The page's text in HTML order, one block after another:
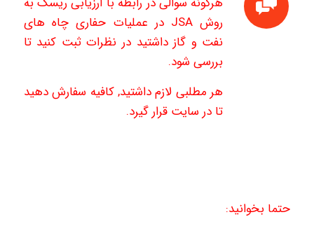
روش JSA در عملیات حفاری چاه های
نفت و گاز داشتید در نظرات ثبت کنید تا
بررسی شود.
هر مطلبی لازم داشتید, کافیه سفارش دهید
تا در سایت قرار گیرد.
حتما بخوانید: